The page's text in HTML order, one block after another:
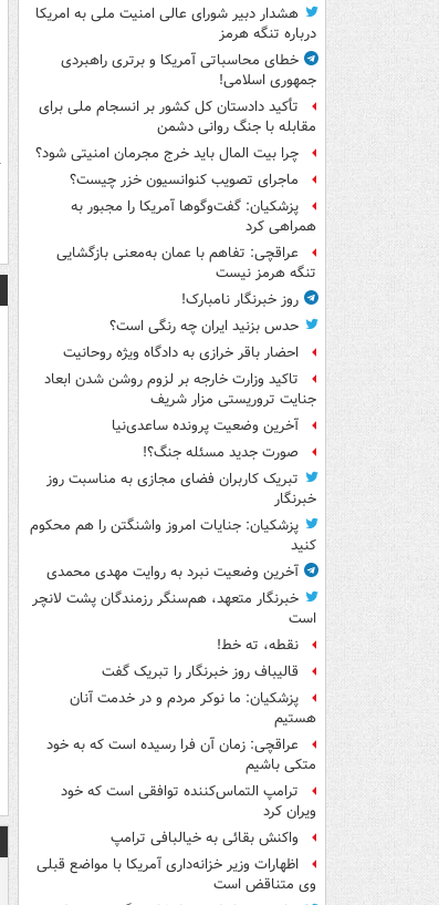
هشدار دبیر شورای عالی امنیت ملی به امریکا
درباره تنگه هرمز
خطای محاسباتی آمریکا و برتری راهبردی
جمهوری اسلامی!
تأکید دادستان کل کشور بر انسجام ملی برای
مقابله با جنگ روانی دشمن
چرا بیت المال باید خرج مجرمان امنیتی شود؟
ماجرای تصویب کنوانسیون خزر چیست؟
پزشکیان: گفت‌وگوها آمریکا را مجبور به
همراهی کرد
عراقچی: تفاهم با عمان به‌معنی بازگشایی
تنگه هرمز نیست
روز خبرنگار نامبارک!
حدس بزنید ایران چه رنگی است؟
احضار باقر خرازی به دادگاه ویژه روحانیت
تاکید وزارت خارجه بر لزوم روشن شدن ابعاد
جنایت تروریستی مزار شریف
آخرین وضعیت پرونده ساعدی‌نیا
صورت جدید مسئله جنگ؟!
تبریک کاربران فضای مجازی به مناسبت روز
خبرنگار
پزشکیان: جنایات امروز واشنگتن را هم محکوم
کنید
آخرین وضعیت نبرد به روایت مهدی محمدی
خبرنگار متعهد، هم‌سنگر رزمندگان پشت لانچر
است
نقطه، ته خط!
قالیباف روز خبرنگار را تبریک گفت
پزشکیان: ما نوکر مردم و در خدمت آنان
هستیم
عراقچی: زمان آن فرا رسیده است که به خود
متکی باشیم
ترامپ التماس‌کننده توافقی است که خود
ویران کرد
واکنش بقائی به خیالبافی ترامپ
اظهارات وزیر خزانه‌داری آمریکا با مواضع قبلی
وی متناقض است